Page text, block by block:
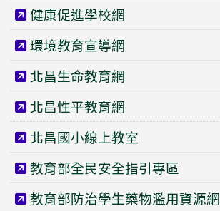
健康促進學校網
環境教育宣導網
北昌生命教育網
北昌性平教育網
北昌國小線上教室
教育部全民安全指引專區
教育部防治學生藥物濫用資源網